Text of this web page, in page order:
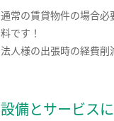
通常の賃貸物件の場合
料です！
法人様の出張時の経費削
設備とサービス